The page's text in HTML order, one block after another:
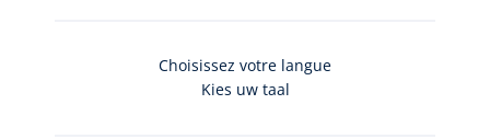
Choisissez votre langue
Kies uw taal